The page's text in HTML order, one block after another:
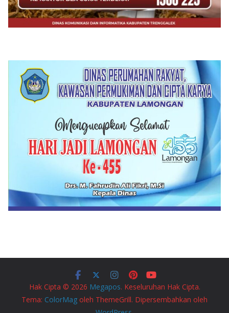
Hak Cipta © 2026 Megapos. Keseluruhan Hak Cipta.
Tema: ColorMag oleh ThemeGrill. Dipersembahkan oleh